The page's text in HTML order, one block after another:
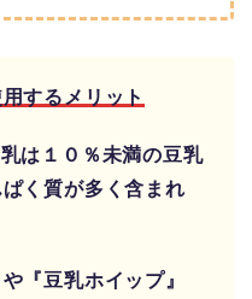
するメリット
は１０％未満の豆乳
く質が多く含まれ
『豆乳ホイップ』